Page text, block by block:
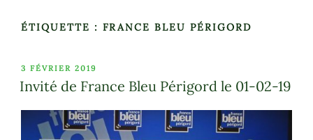
ÉTIQUETTE : FRANCE BLEU PÉRIGORD
PUBLIÉ
LE
3 FÉVRIER 2019
Invité de France Bleu Périgord le 01-02-19